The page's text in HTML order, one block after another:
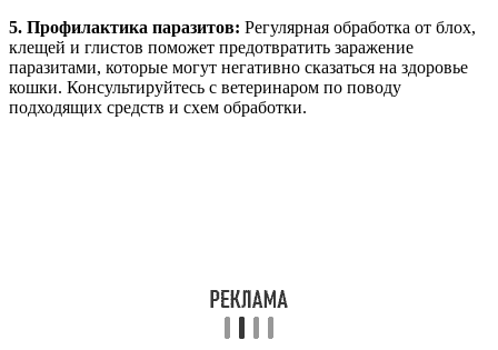
5. Профилактика паразитов: Регулярная обработка от блох,
клещей и глистов поможет предотвратить заражение
паразитами, которые могут негативно сказаться на здоровье
кошки. Консультируйтесь с ветеринаром по поводу
подходящих средств и схем обработки.